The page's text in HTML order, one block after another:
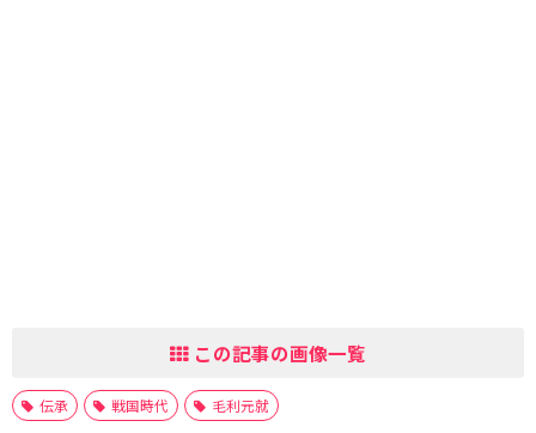
この記事の画像一覧
伝承 戦国時代 毛利元就